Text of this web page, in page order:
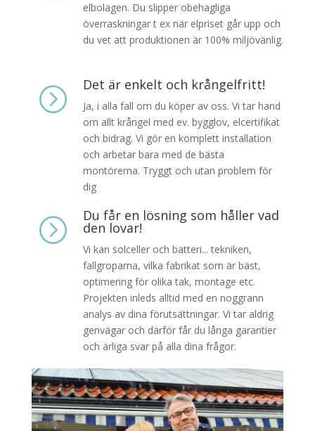
elbolagen. Du slipper obehagliga
överraskningar t ex när elpriset går upp och
du vet att produktionen är 100% miljövänlig.
= Det är enkelt och krångelfritt!
Ja, i alla fall om du köper av oss. Vi tar hand
om allt krångel med ev. bygglov, elcertifikat
och bidrag. Vi gör en komplett installation
och arbetar bara med de bästa
montörerna. Tryggt och utan problem för
dig
= Du får en lösning som håller vad
den lovar!
Vi kan solceller och batteri... tekniken,
fallgroparna, vilka fabrikat som är bäst,
optimering för olika tak, montage etc.
Projekten inleds alltid med en noggrann
analys av dina förutsättningar. Vi tar aldrig
genvägar och därför får du långa garantier
och ärliga svar på alla dina frågor.